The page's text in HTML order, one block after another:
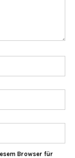
Browser für